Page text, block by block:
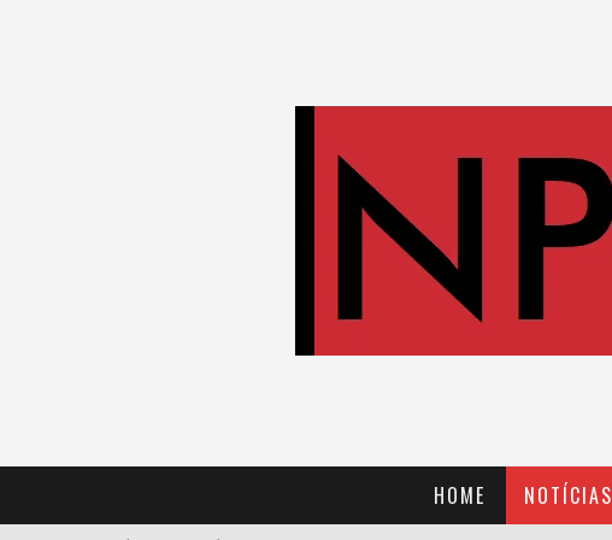
HOME NOTÍCIAS